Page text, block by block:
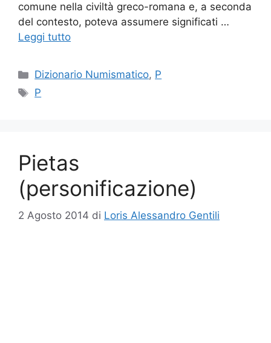
comune nella civiltà greco-romana e, a seconda
del contesto, poteva assumere significati …
Leggi tutto
Categorie
Dizionario Numismatico, P
Tag
P
Pietas
(personificazione)
2 Agosto 2014 di Loris Alessandro Gentili